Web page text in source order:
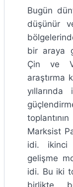
Bugün
düşünür
bir araya
Çin ve
araştırma
Marksist
idi. ikinci
gelişme
idi. Bu iki